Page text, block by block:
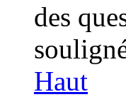
des
Haut